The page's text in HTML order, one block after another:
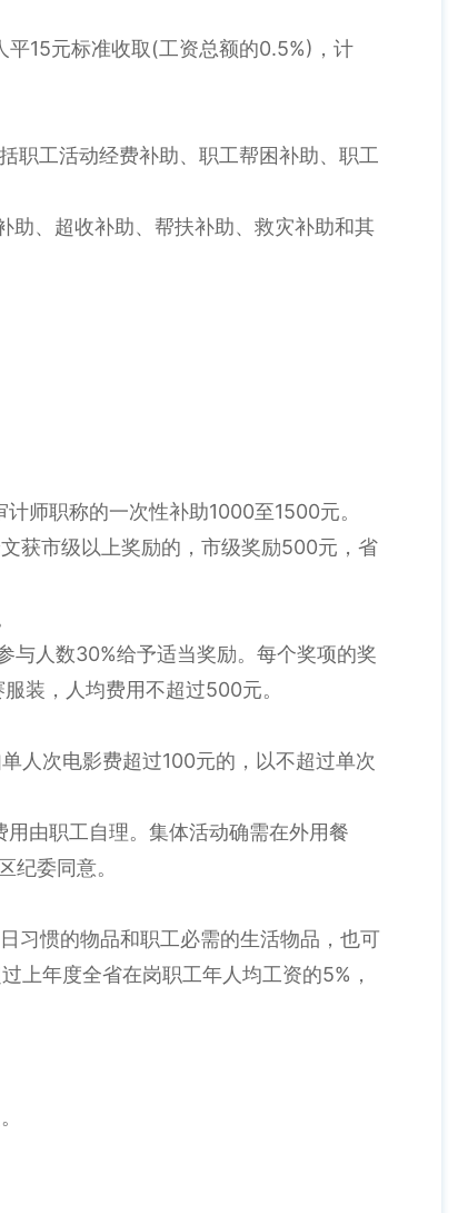
15元标准收取(工资总额的0.5%)，计
职工活动经费补助、职工帮困补助、职工
助、超收补助、帮扶补助、救灾补助和其
师职称的一次性补助1000至1500元。
获市级以上奖励的，市级奖励500元，省
与人数30%给予适当奖励。每个奖项的奖
装，人均费用不超过500元。
人次电影费超过100元的，以不超过单次
由职工自理。集体活动确需在外用餐
委同意。
习惯的物品和职工必需的生活物品，也可
上年度全省在岗职工年人均工资的5%，